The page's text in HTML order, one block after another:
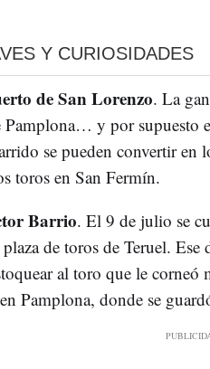
Y CURIOSIDADES
de San Lorenzo. La
Pamplona… y por supuesto
se pueden convertir en
toros en San Fermín.
Barrio. El 9 de julio se
de toros de Teruel.
al toro que le corneó
Pamplona, donde se